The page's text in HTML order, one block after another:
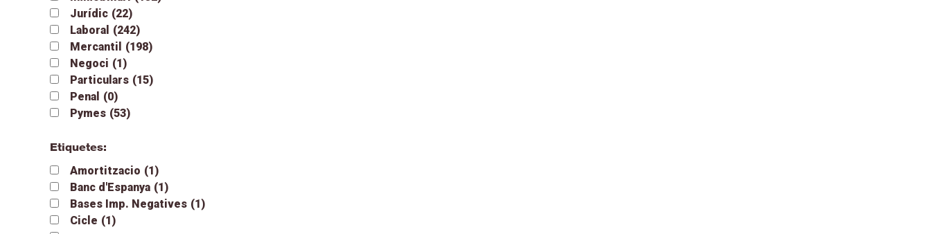
Jurídic (22)
Laboral (242)
Mercantil
(198)
Negoci (1)
Particulars (15)
Penal (0)
Pymes (53)
Etiquetes:
Amortitzacio (1)
Banc d'Espanya (1)
Bases Imp. Negatives (1)
Cicle (1)